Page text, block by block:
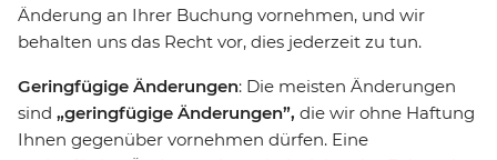
Änderung an Ihrer Buchung vornehmen, und wir
behalten uns das Recht vor, dies jederzeit zu tun.
Geringfügige Änderungen: Die meisten Änderungen
sind „geringfügige Änderungen”, die wir ohne Haftung
Ihnen gegenüber vornehmen dürfen. Eine